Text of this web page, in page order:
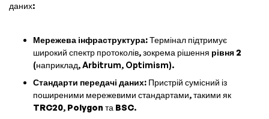
даних:
Мережева інфраструктура:Термінал підтримує
широкий спектр протоколів, зокрема рішення рівня 2
(наприклад, Arbitrum, Optimism).
Стандарти передачі даних: Пристрій сумісний із
поширеними мережевими стандартами, такими як
TRC20, Polygon та BSC.